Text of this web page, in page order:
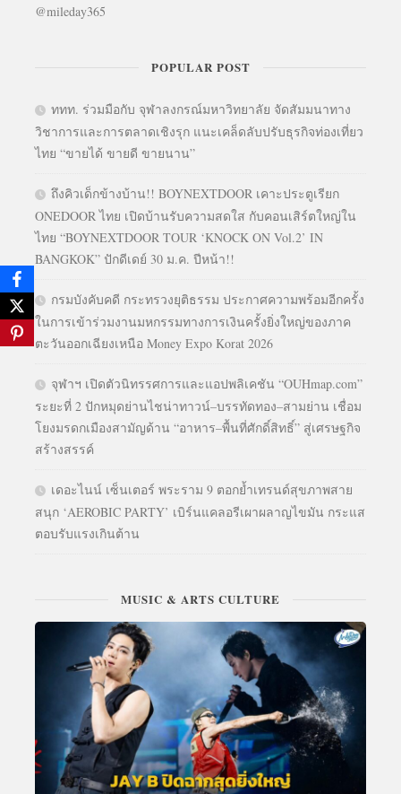
@mileday365
POPULAR POST
ททท. ร่วมมือกับ จุฬาลงกรณ์มหาวิทยาลัย จัดสัมมนาทาง
วิชาการและการตลาดเชิงรุก แนะเคล็ดลับปรับธุรกิจท่องเที่ยว
ไทย “ขายได้ ขายดี ขายนาน”
ถึงคิวเด็กข้างบ้าน!! BOYNEXTDOOR เคาะประตูเรียก
ONEDOOR ไทย เปิดบ้านรับความสดใส กับคอนเสิร์ตใหญ่ใน
ไทย “BOYNEXTDOOR TOUR ‘KNOCK ON Vol.2’ IN
BANGKOK” ปักดีเดย์ 30 ม.ค. ปีหน้า!!
กรมบังคับคดี กระทรวงยุติธรรม ประกาศความพร้อมอีกครั้ง
ในการเข้าร่วมงานมหกรรมทางการเงินครั้งยิ่งใหญ่ของภาค
ตะวันออกเฉียงเหนือ Money Expo Korat 2026
จุฬาฯ เปิดตัวนิทรรศการและแอปพลิเคชัน “OUHmap.com”
ระยะที่ 2 ปักหมุดย่านไชน่าทาวน์–บรรทัดทอง–สามย่าน เชื่อม
โยงมรดกเมืองสามัญด้าน “อาหาร–พื้นที่ศักดิ์สิทธิ์” สู่เศรษฐกิจ
สร้างสรรค์
เดอะไนน์ เซ็นเตอร์ พระราม 9 ตอกย้ำเทรนด์สุขภาพสาย
สนุก ‘AEROBIC PARTY’ เบิร์นแคลอรีเผาผลาญไขมัน กระแส
ตอบรับแรงเกินต้าน
MUSIC & ARTS CULTURE